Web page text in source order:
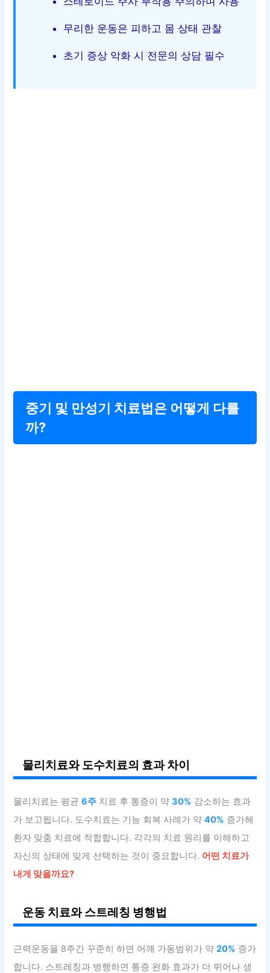
무리한 운동은 피하고 몸 상태 관찰
초기 증상 악화 시 전문의 상담 필수
중기 및 만성기 치료법은 어떻게 다를
까?
물리치료와 도수치료의 효과 차이
물리치료는 평균6주 치료 후 통증이 약30% 감소하는 효과
가 보고됩니다. 도수치료는 기능 회복 사례가 약40% 증가해
환자 맞춤 치료에 적합합니다. 각각의 치료 원리를 이해하고
자신의 상태에 맞게 선택하는 것이 중요합니다. 어떤 치료가
내게 맞을까요?
운동 치료와 스트레칭 병행법
근력운동을 8주간 꾸준히 하면 어깨 가동범위가 약20% 증가
합니다. 스트레칭과 병행하면 통증 완화 효과가 더 뛰어나 생